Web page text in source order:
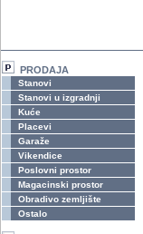
PRODAJA
Stanovi
Stanovi u izgradnji
Kuće
Placevi
Garaže
Vikendice
Poslovni prostor
Magacinski prostor
Obradivo zemljište
Ostalo